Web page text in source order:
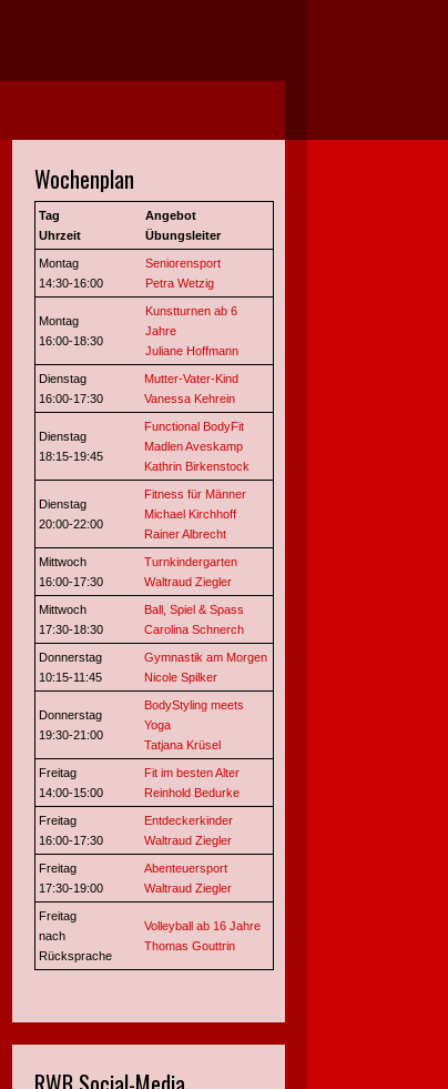
Wochenplan
Tag
Uhrzeit
Angebot
Übungsleiter
Montag
14:30-16:00
Seniorensport
Petra Wetzig
Montag
16:00-18:30
Kunstturnen ab 6
Jahre
Juliane Hoffmann
Dienstag
16:00-17:30
Mutter-Vater-Kind
Vanessa Kehrein
Dienstag
18:15-19:45
Functional BodyFit
Madlen Aveskamp
Kathrin Birkenstock
Dienstag
20:00-22:00
Fitness für Männer
Michael Kirchhoff
Rainer Albrecht
Mittwoch
16:00-17:30
Turnkindergarten
Waltraud Ziegler
Mittwoch
17:30-18:30
Ball, Spiel & Spass
Carolina Schnerch
Donnerstag
10:15-11:45
Gymnastik am Morgen
Nicole Spilker
Donnerstag
19:30-21:00
BodyStyling meets
Yoga
Tatjana Krüsel
Freitag
14:00-15:00
Fit im besten Alter
Reinhold Bedurke
Freitag
16:00-17:30
Entdeckerkinder
Waltraud Ziegler
Freitag
17:30-19:00
Abenteuersport
Waltraud Ziegler
Freitag
nach
Rücksprache
Volleyball ab 16 Jahre
Thomas Gouttrin